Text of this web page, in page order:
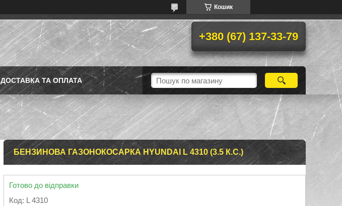
Кошик
+380 (67) 137-33-79
ДОСТАВКА ТА ОПЛАТА
БЕНЗИНОВА ГАЗОНОКОСАРКА HYUNDAI L 4310 (3.5 К.С.)
Готово до відправки
Код: L 4310